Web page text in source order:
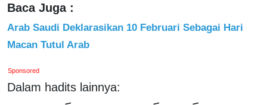
Baca Juga :
Arab Saudi Deklarasikan 10 Februari Sebagai Hari
Macan Tutul Arab
Sponsored
Dalam hadits lainnya: